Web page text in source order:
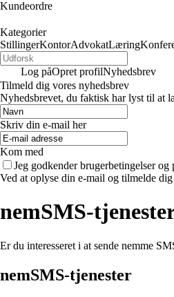
Kundeordre
Kategorier
StillingerKontorAdvokatLæring
Log påOpret profilNyhedsbrev
Tilmeld dig vores nyhedsbrev
Nyhedsbrevet, du faktisk har lyst til at
Skriv din e-mail her
Kom med
Jeg godkender brugerbetingelser
Ved at oplyse din e-mail og tilmelde
nemSMS-
Er du interesseret i at sende nemme
nemSMS-tjenester